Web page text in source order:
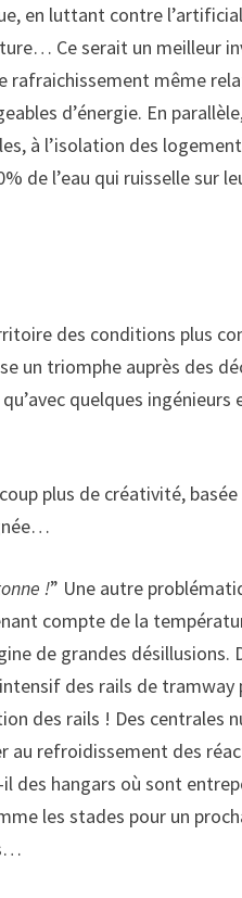
en luttant contre
Ce serait un meilleur
rafraichissement même
d’énergie. En
à l’isolation des
de l’eau qui ruisselle sur
des conditions plus
un triomphe auprès des
quelques ingénieurs
plus de créativité,
!” Une autre
compte de la
de grandes désillusions.
des rails de tramway
des rails ! Des centrales
au refroidissement des
des hangars où sont
les stades pour un